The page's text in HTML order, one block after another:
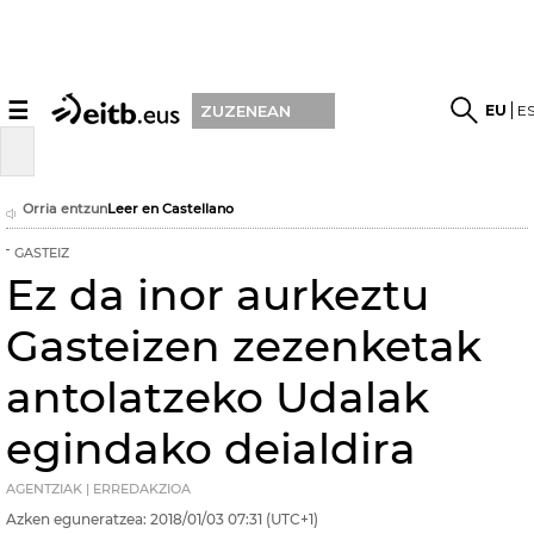
☰ ZUZENEAN EU
Orria entzunLeer en Castellano
GASTEIZ
Ez da inor aurkeztu
Gasteizen zezenketak
antolatzeko Udalak
egindako deialdira
AGENTZIAK | ERREDAKZIOA
Azken eguneratzea: 2018/01/03 07:31 (UTC+1)